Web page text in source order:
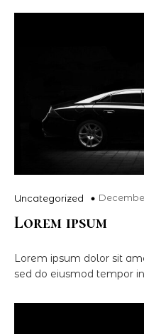
Uncategorized
Lorem ipsum
Lorem ipsum dolor sit
sed do eiusmod tempor